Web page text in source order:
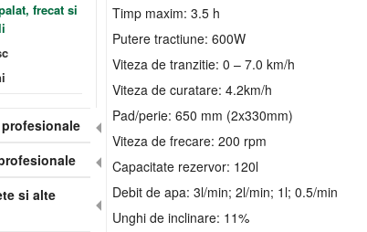
Timp maxim: 3.5 h
Putere tractiune: 600W
Viteza de tranzitie: 0 – 7.0 km/h
Viteza de curatare: 4.2km/h
Pad/perie: 650 mm (2x330mm)
Viteza de frecare: 200 rpm
Capacitate rezervor: 120l
Debit de apa: 3l/min; 2l/min; 1l; 0.5/min
Unghi de inclinare: 11%
frecat si
si alte